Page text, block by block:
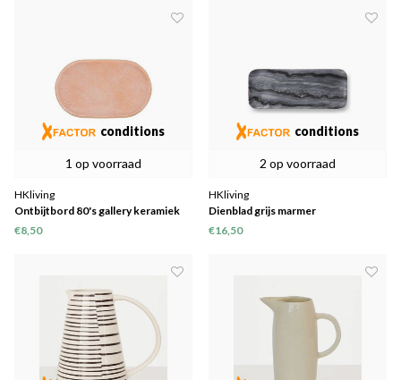
1 op voorraad
conditions
HKliving
Ontbijtbord 80's gallery keramiek
ovaal peach
€8,50
2 op voorraad
conditions
HKliving
Dienblad grijs marmer
€16,50